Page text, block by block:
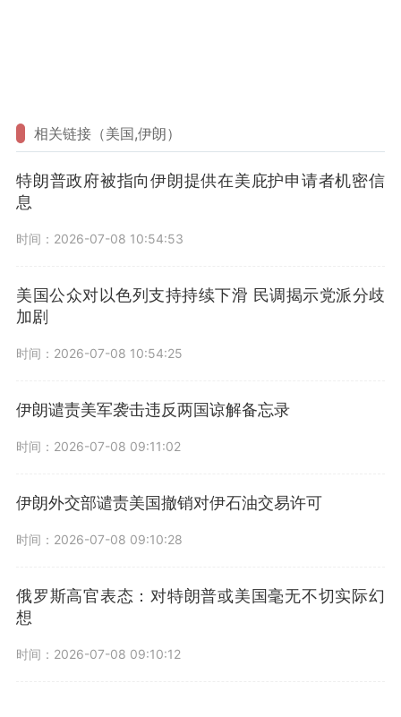
相关链接（美国,伊朗）
特朗普政府被指向伊朗提供在美庇护申请者机密信
息
时间：2026-07-08 10:54:53
美国公众对以色列支持持续下滑 民调揭示党派分歧
加剧
时间：2026-07-08 10:54:25
伊朗谴责美军袭击违反两国谅解备忘录
时间：2026-07-08 09:11:02
伊朗外交部谴责美国撤销对伊石油交易许可
时间：2026-07-08 09:10:28
俄罗斯高官表态：对特朗普或美国毫无不切实际幻
想
时间：2026-07-08 09:10:12